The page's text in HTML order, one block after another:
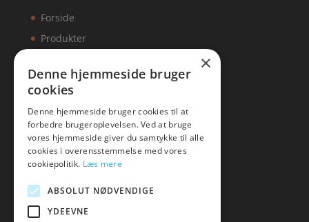
Forside
Produkter
Artikler
Malawigruppen
Mail:hej@malawigruppen.dk
×
Denne hjemmeside bruger
cookies
Denne hjemmeside bruger cookies til at
forbedre brugeroplevelsen. Ved at bruge
vores hjemmeside giver du samtykke til alle
cookies i overensstemmelse med vores
cookiepolitik. Læs mere
ABSOLUT NØDVENDIGE
YDEEVNE